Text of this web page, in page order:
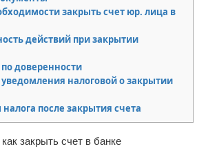
закрыть счет юр. лица в
действий при закрытии
доверенности
налоговой о закрытии
после закрытия счета
закрыть счет в банке